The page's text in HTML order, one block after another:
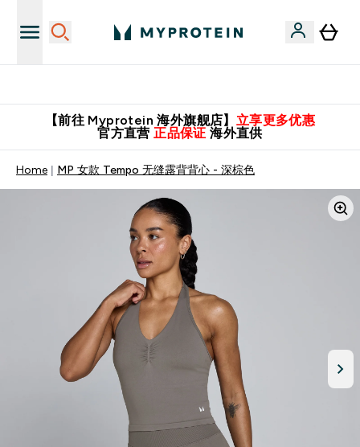
【前往 Myprotein 海外旗舰店】 立享更多优惠
官方直营 正品保证 海外直供
Home MP 女款 Tempo 无缝露背背心 - 深棕色